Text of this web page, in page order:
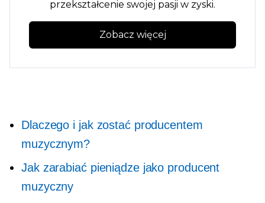
przekształcenie swojej pasji w zyski.
Zobacz więcej
Dlaczego i jak zostać producentem
muzycznym?
Jak zarabiać pieniądze jako producent
muzyczny